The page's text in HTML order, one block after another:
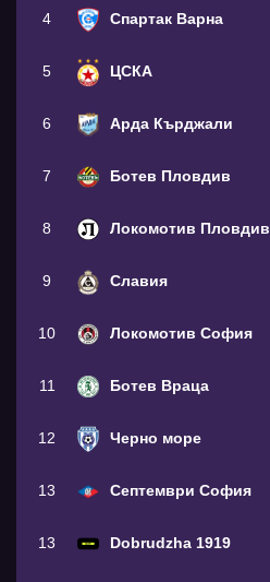
4 Спартак Варна
5 ЦСКА
6 Арда Кърджали
7 Ботев Пловдив
8 Локомотив Пловдив
9 Славия
10 Локомотив София
11 Ботев Враца
12 Черно море
13 Септември София
13 Dobrudzha 1919